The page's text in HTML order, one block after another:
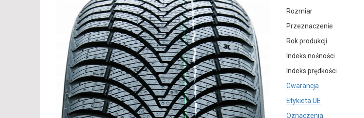
Rozmiar
Przeznaczenie
Rok produkcji
Indeks nośności
Indeks prędkości
Gwarancja
Etykieta UE
Oznaczenia